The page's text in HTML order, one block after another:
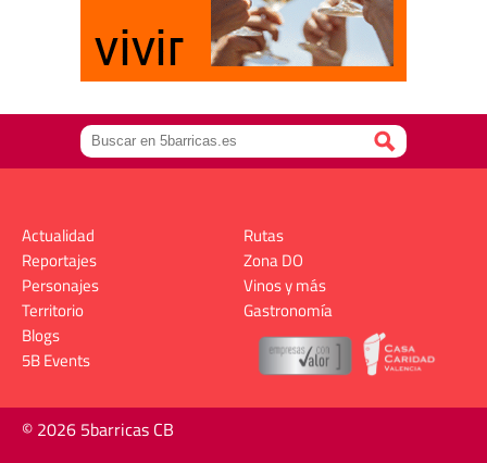
Actualidad
Reportajes
Personajes
Territorio
Rutas
Zona DO
Vinos y más
Gastronomía
Blogs
5B Events
© 2026 5barricas CB